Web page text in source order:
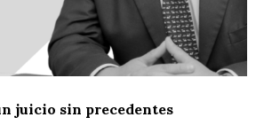
juicio sin precedentes